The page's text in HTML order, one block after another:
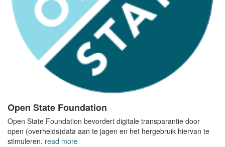
Open State Foundation
Open State Foundation bevordert digitale transparantie door
open (overheids)data aan te jagen en het hergebruik hiervan te
stimuleren. read more